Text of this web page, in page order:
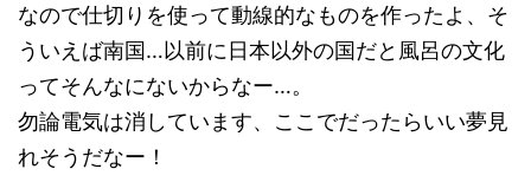
なので仕切りを使って動線的なものを作ったよ、そ
ういえば南国…以前に日本以外の国だと風呂の文化
ってそんなにないからなー…。
勿論電気は消しています、ここでだったらいい夢見
れそうだなー！